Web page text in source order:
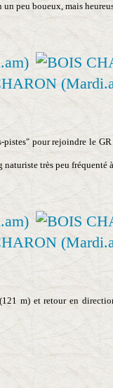
peu boueux, mais
pistes" pour rejoindre le
très peu fréquenté
m) et retour en